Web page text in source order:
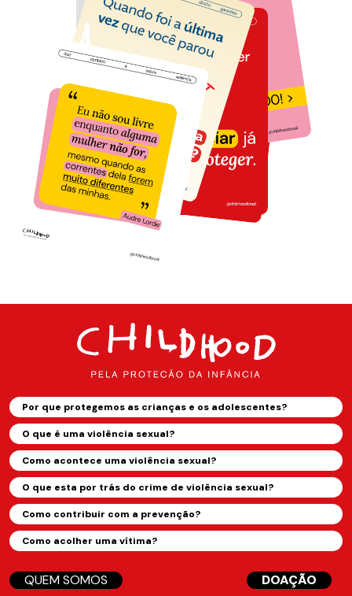
Por que protegemos as crianças e os adolescentes?
O que é uma violência sexual?
Como acontece uma violência sexual?
O que esta por trás do crime de violência sexual?
Como contribuir com a prevenção?
Como acolher uma vítima?
QUEM SOMOS DOAÇÃO